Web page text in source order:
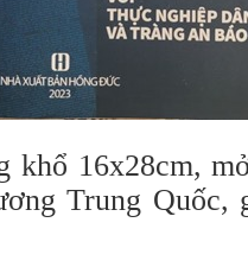
khổ 16x28cm,
Trung Quốc,